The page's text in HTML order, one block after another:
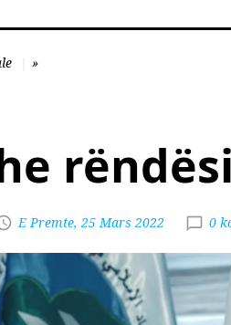
»
E Premte, 25 Mars 2022 0